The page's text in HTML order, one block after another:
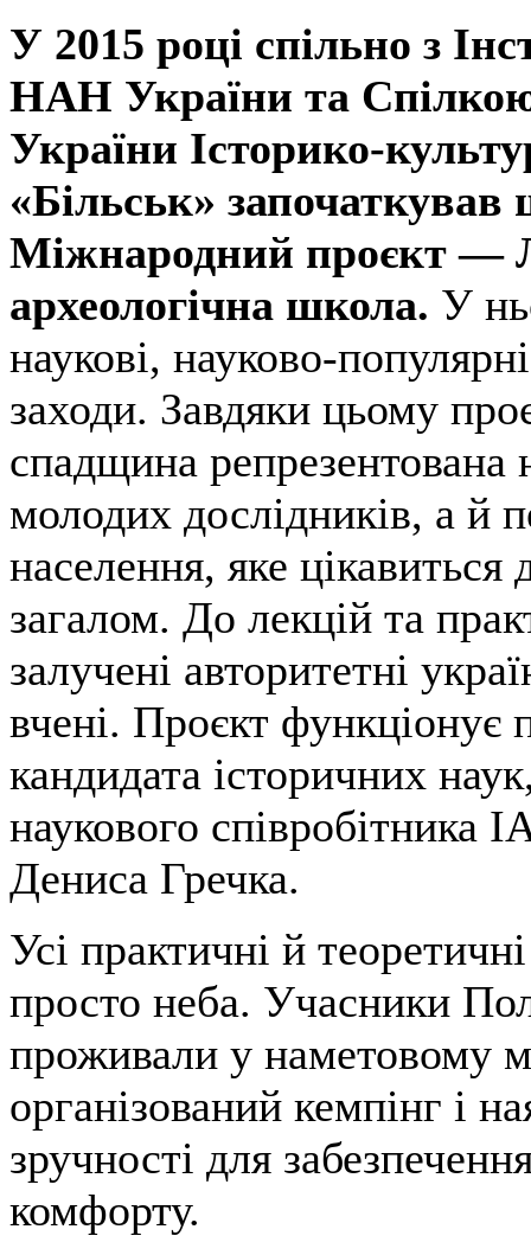
У 2015 році спільно з
НАН України та Спілкою
України Історико-
«Більськ» започаткував
Міжнародний проєкт —
археологічна школа. У
наукові, науково-
заходи. Завдяки цьому
спадщина репрезентована
молодих дослідників, а й
населення, яке цікавиться
загалом. До лекцій та
залучені авторитетні
вчені. Проєкт функціонує
кандидата історичних
наукового співробітника
Дениса Гречка.
Усі практичні й
просто неба. Учасники
проживали у наметовому
організований кемпінг і
зручності для
комфорту.